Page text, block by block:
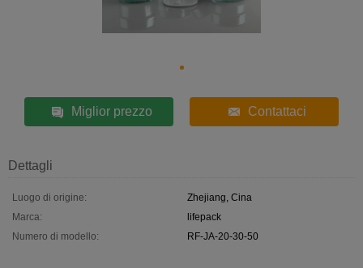
Miglior prezzo Contattaci
Dettagli
Luogo di origine:
Zhejiang, Cina
Marca:
lifepack
Numero di modello:
RF-JA-20-30-50